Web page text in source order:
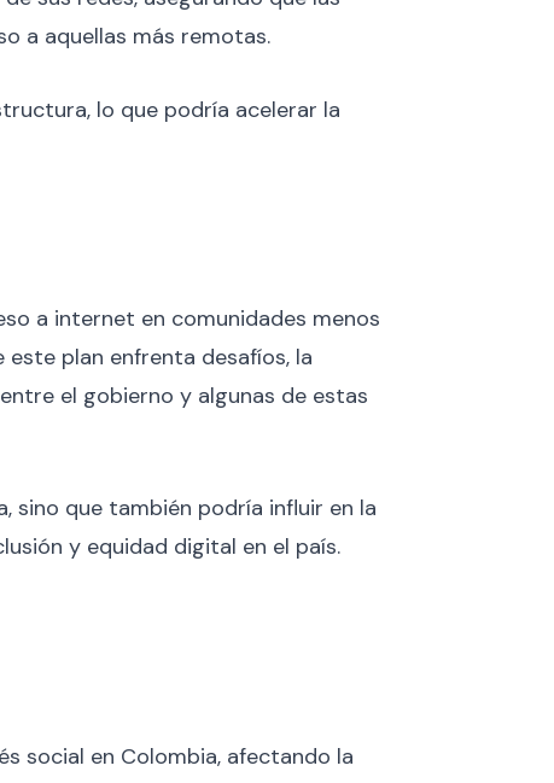
a aquellas más remotas.
lo que podría acelerar la
a internet en comunidades menos
plan enfrenta desafíos, la
el gobierno y algunas de estas
sino que también podría influir en la
y equidad digital en el país.
social en Colombia, afectando la